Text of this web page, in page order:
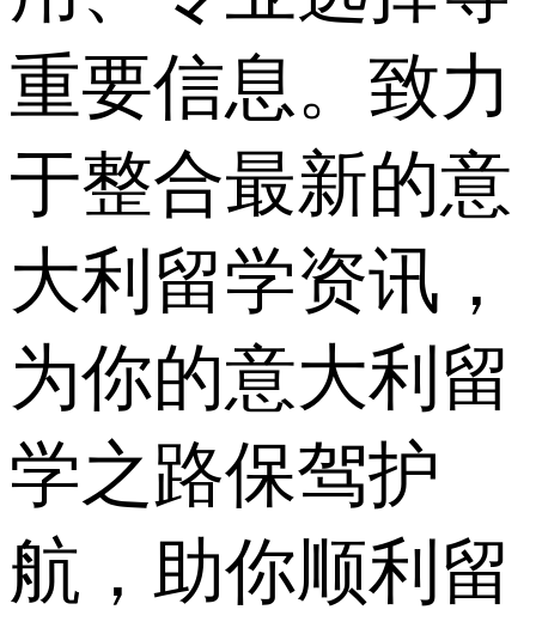
重要信息。致力
于整合最新的意
大利留学资讯，
为你的意大利留
学之路保驾护
航，助你顺利留